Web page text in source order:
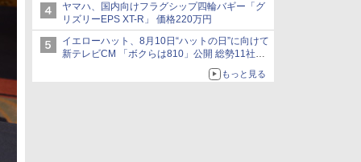
ヤマハ、国内向けフラグシップ四輪バギー「グ
リズリーEPS XT-R」 価格220万円
イエローハット、8月10日“ハットの日”に向けて
新テレビCM 「ボクらは810」公開 総勢11社
もっと見る